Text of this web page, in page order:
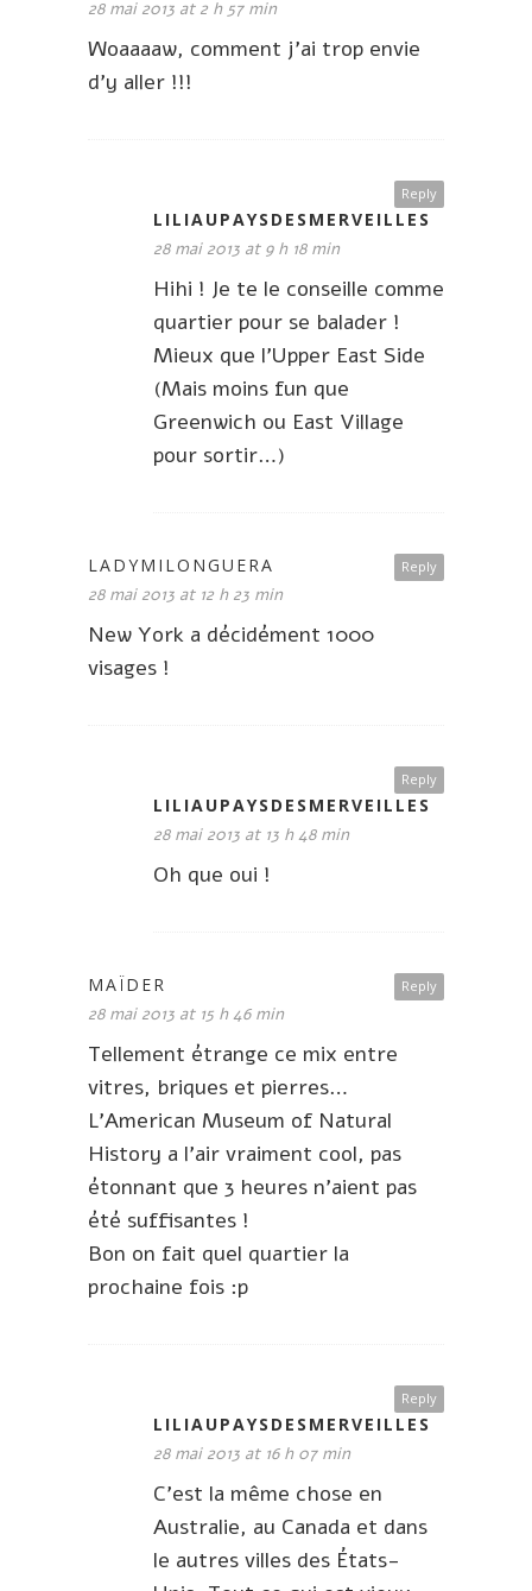
28 mai 2013 at 2 h 57 min
Woaaaaw, comment j’ai trop envie
d’y aller !!!
Reply
LILIAUPAYSDESMERVEILLES
28 mai 2013 at 9 h 18 min
Hihi ! Je te le conseille comme
quartier pour se balader !
Mieux que l’Upper East Side
(Mais moins fun que
Greenwich ou East Village
pour sortir…)
Reply
LADYMILONGUERA
28 mai 2013 at 12 h 23 min
New York a décidément 1000
visages !
Reply
LILIAUPAYSDESMERVEILLES
28 mai 2013 at 13 h 48 min
Oh que oui !
Reply
MAÏDER
28 mai 2013 at 15 h 46 min
Tellement étrange ce mix entre
vitres, briques et pierres…
L’American Museum of Natural
History a l’air vraiment cool, pas
étonnant que 3 heures n’aient pas
été suffisantes !
Bon on fait quel quartier la
prochaine fois :p
Reply
LILIAUPAYSDESMERVEILLES
28 mai 2013 at 16 h 07 min
C’est la même chose en
Australie, au Canada et dans
le autres villes des États-